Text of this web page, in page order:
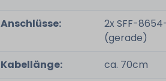
Anschlüsse:
2x SFF-
(gerade)
Kabellänge:
ca. 70cm